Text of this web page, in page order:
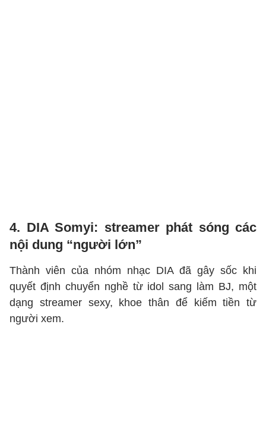
4. DIA Somyi: streamer phát sóng các
nội dung “người lớn”
Thành viên của nhóm nhạc DIA đã gây sốc khi
quyết định chuyển nghề từ idol sang làm BJ, một
dạng streamer sexy, khoe thân để kiếm tiền từ
người xem.